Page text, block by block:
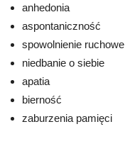
anhedonia
aspontaniczność
spowolnienie ruchowe
niedbanie o siebie
apatia
bierność
zaburzenia pamięci